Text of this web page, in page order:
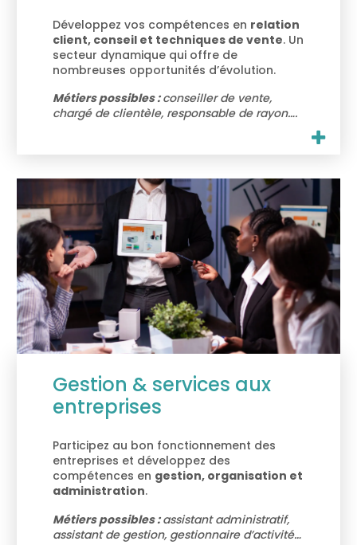
Développez vos compétences en relation
client, conseil et techniques de vente. Un
secteur dynamique qui offre de
nombreuses opportunités d’évolution.
Métiers possibles :conseiller de vente,
chargé de clientèle, responsable de rayon….
Gestion & services aux
entreprises
Participez au bon fonctionnement des
entreprises et développez des
compétences en gestion, organisation et
administration.
Métiers possibles :assistant administratif,
assistant de gestion, gestionnaire d’activité…